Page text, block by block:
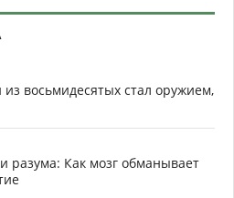
восьмидесятых стал оружием,
разума: Как мозг обманывает